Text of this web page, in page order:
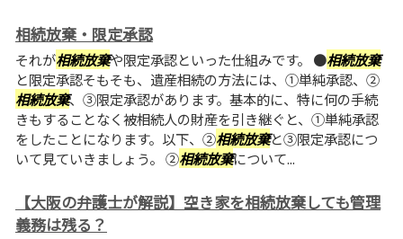
相続放棄・限定承認
それが相続放棄や限定承認といった仕組みです。 ●相続放棄
と限定承認そもそも、遺産相続の方法には、①単純承認、②
相続放棄、③限定承認があります。基本的に、特に何の手続
きもすることなく被相続人の財産を引き継ぐと、①単純承認
をしたことになります。以下、②相続放棄と③限定承認につ
いて見ていきましょう。 ②相続放棄について...
【大阪の弁護士が解説】空き家を相続放棄しても管理
義務は残る？